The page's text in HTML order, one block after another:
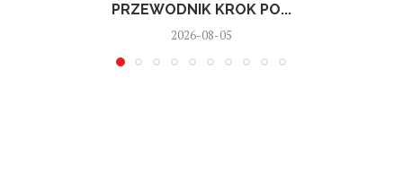
PRZEWODNIK KROK PO...
2026-08-05